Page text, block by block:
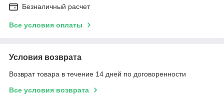
Безналичный расчет
Все условия оплаты
Условия возврата
Возврат товара в течение 14 дней по договоренности
Все условия возврата